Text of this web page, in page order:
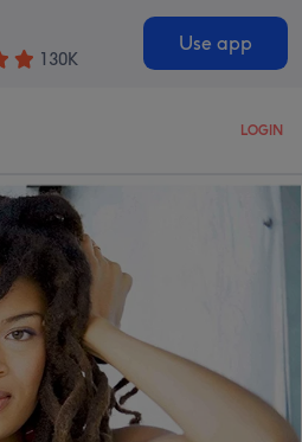
130K
Use app
LOGIN